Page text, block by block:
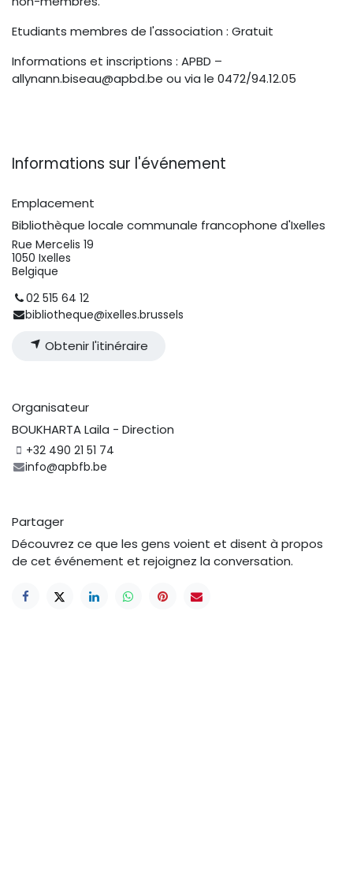
Etudiants membres de l'association : Gratuit
Informations et inscriptions : APBD –
allynann.biseau@apbd.be ou via le 0472/94.12.05
Informations sur l'événement
Emplacement
Bibliothèque locale communale francophone d'Ixelles
Rue Mercelis 19
1050 Ixelles
Belgique
02 515 64 12
bibliotheque@ixelles.brussels
Obtenir l'itinéraire
Organisateur
BOUKHARTA Laila - Direction
+32 490 21 51 74
info@apbfb.be
Partager
Découvrez ce que les gens voient et disent à propos
de cet événement et rejoignez la conversation.